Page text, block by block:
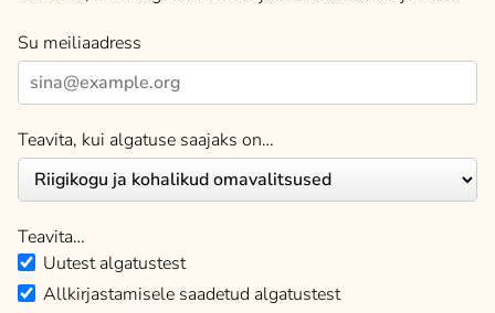
Su meiliaadress
Teavita, kui algatuse saajaks on…
Teavita…
Uutest algatustest
Allkirjastamisele saadetud algatustest